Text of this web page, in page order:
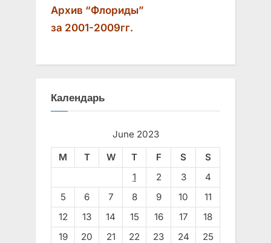
Архив “Флориды”
за 2001-2009гг.
Календарь
June 2023
M
T W T F S
S
1
2 3
4
5
6 7 8 9 10
11
12
13 14 15 16 17
18
19
20 21 22 23 24
25